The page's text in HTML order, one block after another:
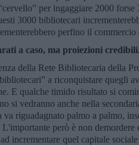
per ingaggiare 2000
3000 bibliotecari
perfino il
a caso, ma proiezioni credibili.
della Rete Bibliotecaria della
a riconquistare quegli
E qualche timido risultato si
si vedranno anche nella
riguadagnato palmo a palmo,
L'importante però è non
incrementare quel capitale